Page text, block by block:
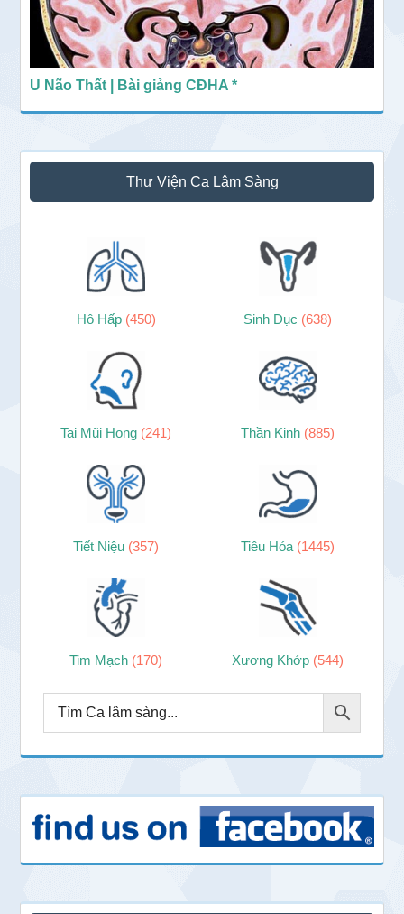
U Não Thất | Bài giảng CĐHA *
Thư Viện Ca Lâm Sàng
Hô Hấp (450) Sinh Dục (638)
Tai Mũi Họng (241) Thần Kinh (885)
Tiết Niệu (357) Tiêu Hóa (1445)
Tim Mạch (170) Xương Khớp (544)